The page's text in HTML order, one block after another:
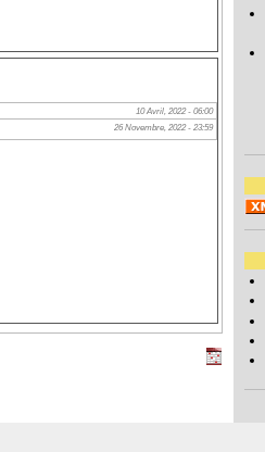
10 Avril, 2022 - 06:00
26 Novembre, 2022 - 23:59